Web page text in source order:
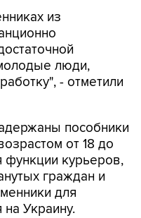
из
люди,
- отметили
пособники
от 18 до
функции курьеров,
граждан и
для
Украину.